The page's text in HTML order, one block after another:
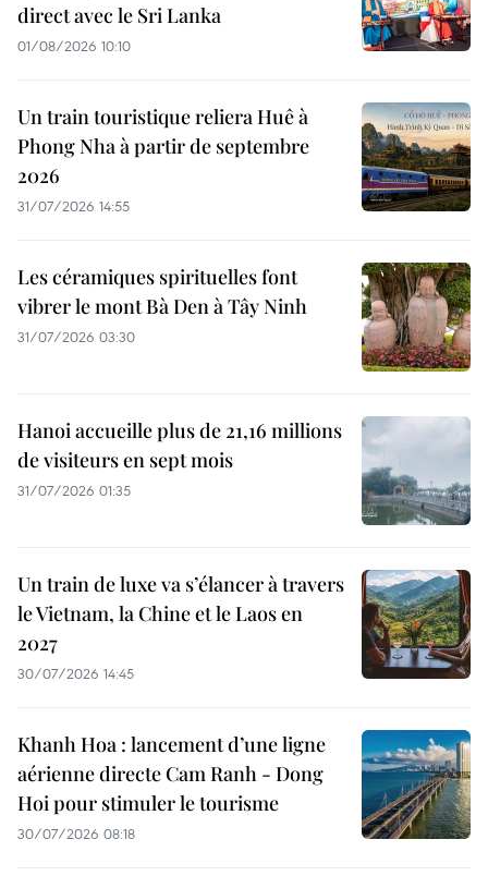
direct avec le Sri Lanka
01/08/2026 10:10
Un train touristique reliera Huê à
Phong Nha à partir de septembre
2026
31/07/2026 14:55
Les céramiques spirituelles font
vibrer le mont Bà Den à Tây Ninh
31/07/2026 03:30
Hanoi accueille plus de 21,16 millions
de visiteurs en sept mois ​
31/07/2026 01:35
Un train de luxe va s’élancer à travers
le Vietnam, la Chine et le Laos en
2027
30/07/2026 14:45
Khanh Hoa : lancement d’une ligne
aérienne directe Cam Ranh - Dong
Hoi pour stimuler le tourisme
30/07/2026 08:18